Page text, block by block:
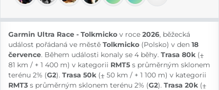
Garmin Ultra Race - Tolkmicko v roce 2026, běžecká
událost pořádaná ve městě Tolkmicko (Polsko) v den 18
července. Během události konaly se 4 běhy. Trasa 80k (⨦
81 km / + 1 400 m) v kategorii RMT5 s průměrným sklonem
terénu 2% (G2). Trasa 50k (⨦ 50 km / + 1 100 m) v kategorii
RMT3 s průměrným sklonem terénu 2% (G2). Trasa 20k (⨦